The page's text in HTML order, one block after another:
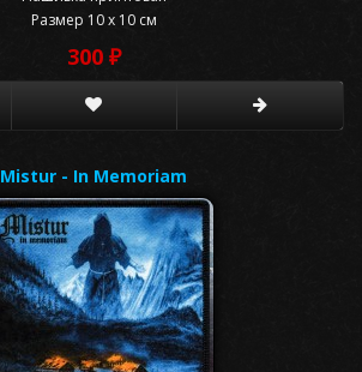
Размер 10 x 10 см
300 ₽
Mistur - In Memoriam